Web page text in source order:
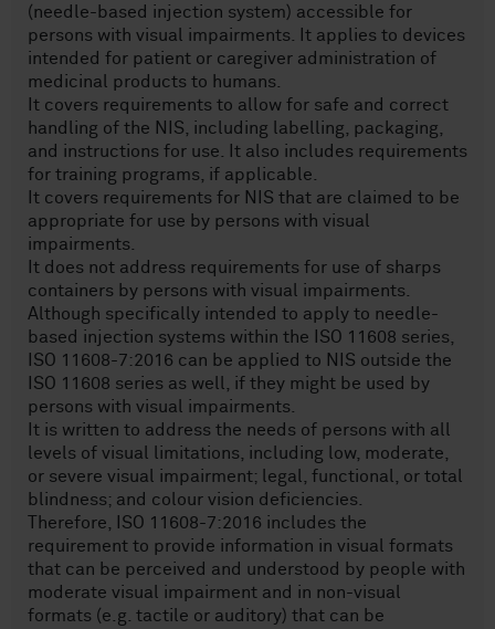
(needle-based injection system) accessible for
persons with visual impairments. It applies to devices
intended for patient or caregiver administration of
medicinal products to humans.
It covers requirements to allow for safe and correct
handling of the NIS, including labelling, packaging,
and instructions for use. It also includes requirements
for training programs, if applicable.
It covers requirements for NIS that are claimed to be
appropriate for use by persons with visual
impairments.
It does not address requirements for use of sharps
containers by persons with visual impairments.
Although specifically intended to apply to needle-
based injection systems within the ISO 11608 series,
ISO 11608-7:2016 can be applied to NIS outside the
ISO 11608 series as well, if they might be used by
persons with visual impairments.
It is written to address the needs of persons with all
levels of visual limitations, including low, moderate,
or severe visual impairment; legal, functional, or total
blindness; and colour vision deficiencies.
Therefore, ISO 11608-7:2016 includes the
requirement to provide information in visual formats
that can be perceived and understood by people with
moderate visual impairment and in non-visual
formats (e.g. tactile or auditory) that can be